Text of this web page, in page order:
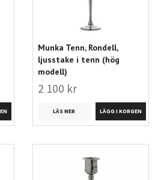
Munka Tenn, Rondell,
ljusstake i tenn (hög
modell)
2 100 kr
LÄS MER